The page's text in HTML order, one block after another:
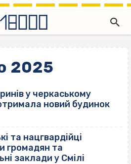
2025
у черкаському
новий будинок
та нацгвардійці
громадян та
заклади у Смілі